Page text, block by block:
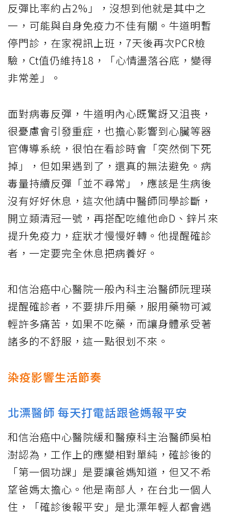
反彈比率約占2%」，沒想到他就是其中之
一，可能與自身免疫力不佳有關。牛道明暫
停門診，在家視訊上班，7天後再次PCR檢
驗，Ct值仍維持18，「心情盪落谷底，變得
非常差」。
面對病毒反彈，牛道明內心既驚訝又沮喪，
很憂慮會引發重症，也擔心影響到心臟等器
官傳導系統，很怕在看診時會「突然倒下死
掉」，但如果遇到了，還真的無法避免。病
毒量持續反彈「並不尋常」，應該是生病後
沒有好好休息，這次他請中醫師同學診斷，
開立類清冠一號，再搭配吃維他命D、鋅片來
提升免疫力，症狀才慢慢好轉。他提醒確診
者，一定要完全休息把病養好。
和信治癌中心醫院一般內科主治醫師阮理瑛
提醒確診者，不要排斥用藥，服用藥物可減
輕許多痛苦，如果不吃藥，而讓身體承受著
諸多的不舒服，這一點很划不來。
染疫影響生活節奏
北漂醫師 每天打電話跟爸媽報平安
和信治癌中心醫院緩和醫療科主治醫師吳柏
澍認為，工作上的應變相對單純，確診後的
「第一個功課」是要讓爸媽知道，但又不希
望爸媽太擔心。他是南部人，在台北一個人
住，「確診後報平安」是北漂年輕人都會遇